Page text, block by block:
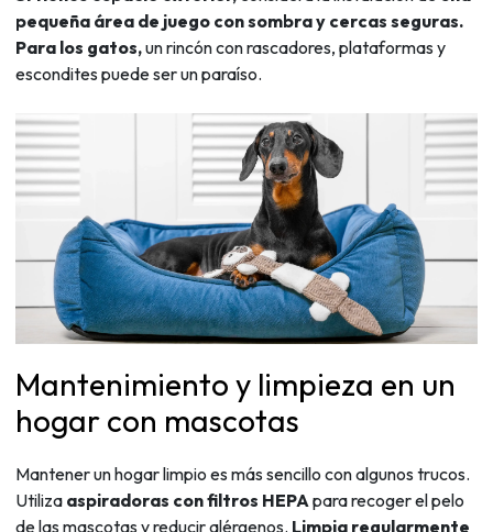
pequeña área de juego con sombra y cercas seguras.
Para los gatos,un rincón con rascadores, plataformas y
escondites puede ser un paraíso.
Mantenimiento y limpieza en un
hogar con mascotas
Mantener un hogar limpio es más sencillo con algunos trucos.
Utiliza aspiradoras con filtros HEPA para recoger el pelo
de las mascotas y reducir alérgenos. Limpia regularmente